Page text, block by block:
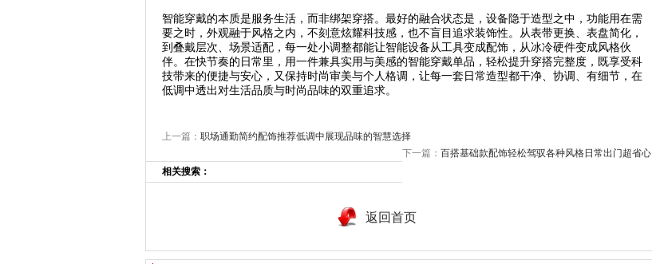
智能穿戴的本质是服务生活，而非绑架穿搭。最好的融合状态是，设备隐于造型之中，功能用在需
要之时，外观融于风格之内，不刻意炫耀科技感，也不盲目追求装饰性。从表带更换、表盘简化，
到叠戴层次、场景适配，每一处小调整都能让智能设备从工具变成配饰，从冰冷硬件变成风格伙
伴。在快节奏的日常里，用一件兼具实用与美感的智能穿戴单品，轻松提升穿搭完整度，既享受科
技带来的便捷与安心，又保持时尚审美与个人格调，让每一套日常造型都干净、协调、有细节，在
低调中透出对生活品质与时尚品味的双重追求。
上一篇： 职场通勤简约配饰推荐低调中展现品味的智慧选择
下一篇： 百搭基础款配饰轻松驾驭各种风格日常出门超省心
相关搜索：
返回首页